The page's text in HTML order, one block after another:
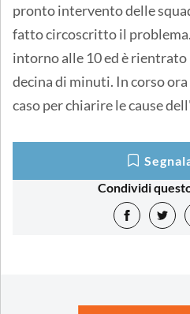
pronto intervento delle
fatto circoscritto il
intorno alle 10 ed è rientrato
decina di minuti. In corso
caso per chiarire le cause
Condividi